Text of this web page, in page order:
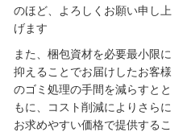
のほど、よろしくお願い申し上
げます
また、梱包資材を必要最小限に
抑えることでお届けしたお客様
のゴミ処理の手間を減らすとと
もに、コスト削減によりさらに
お求めやすい価格で提供するこ